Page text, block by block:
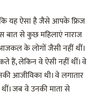
यह ऐसा है जैसे आपके फ्रिज
बात से कुछ महिलाएं नाराज
के लोगों जैसी नहीं थीं।
हैं, लेकिन वे ऐसी नहीं थीं। वे
आजीविका थी। वे लगातार
जब वे उनकी माता से